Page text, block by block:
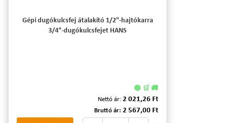
Gépi dugókulcsfej átalakító 1/2"-hajtókarra
3/4"-dugókulcsfejet HANS
🟢 🛒 🚚
Nettó ár: 2 021,26 Ft
Bruttó ár: 2 567,00 Ft